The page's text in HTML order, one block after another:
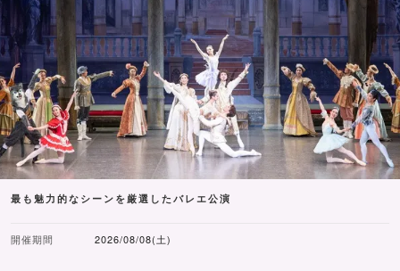
最も魅力的なシーンを厳選したバレエ公演
開催期間 2026/08/08(土)